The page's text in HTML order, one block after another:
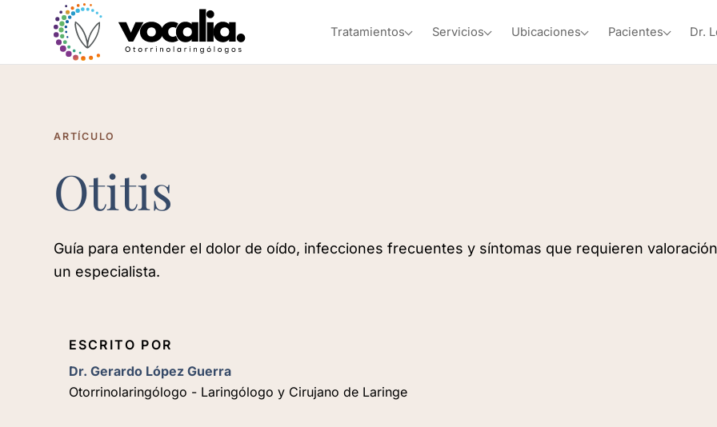
Tratamientos Servicios Ubicaciones Pacientes Dr.
ARTÍCULO
Otitis
Guía para entender el dolor de oído, infecciones frecuentes y síntomas que requieren
un especialista.
ESCRITO POR
Dr. Gerardo López Guerra
Otorrinolaringólogo - Laringólogo y Cirujano de Laringe